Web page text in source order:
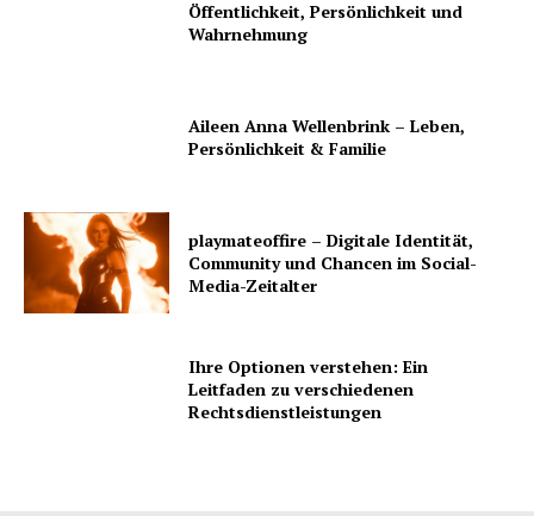
Öffentlichkeit, Persönlichkeit und
Wahrnehmung
Aileen Anna Wellenbrink – Leben,
Persönlichkeit & Familie
playmateoffire – Digitale Identität,
Community und Chancen im Social-
Media-Zeitalter
Ihre Optionen verstehen: Ein
Leitfaden zu verschiedenen
Rechtsdienstleistungen